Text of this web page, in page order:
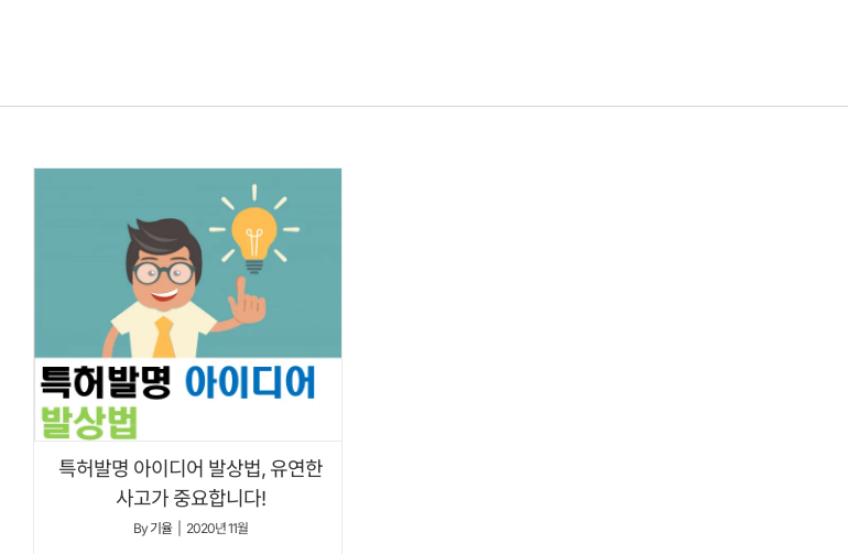
특허발명 아이디어 발상법, 유연한
사고가 중요합니다!
By기율 2020년 11월